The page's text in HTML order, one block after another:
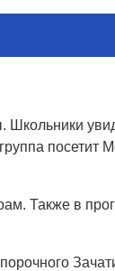
Школьники
посетит
Также в